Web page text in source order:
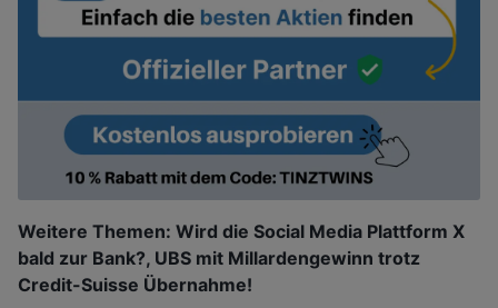
Weitere Themen: Wird die Social Media Plattform X
bald zur Bank?, UBS mit Millardengewinn trotz
Credit-Suisse Übernahme!